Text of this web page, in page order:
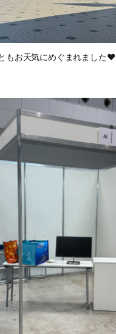
もお天気にめぐまれました❤